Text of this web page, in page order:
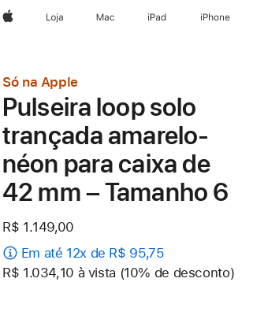
AppleLoja Mac iPad iPhone
Só na Apple
Pulseira loop solo
trançada amarelo-
néon para caixa de
42 mm – Tamanho 6
R$ 1.149,00
Em até 12x de R$ 95,75
R$ 1.034,10 à vista (10% de desconto)